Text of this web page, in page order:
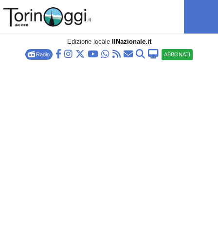
Edizione locale IlNazionale.it
Radio ABBONATI